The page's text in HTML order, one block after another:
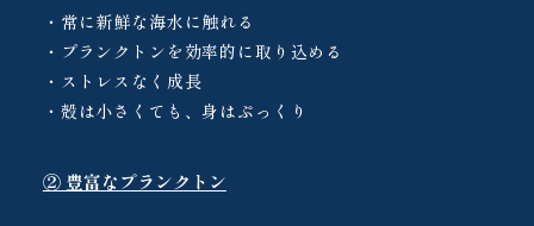
・常に新鮮な海水に触れる
・プランクトンを効率的に取り込める
・ストレスなく成長
・殻は小さくても、身はぷっくり
② 豊富なプランクトン